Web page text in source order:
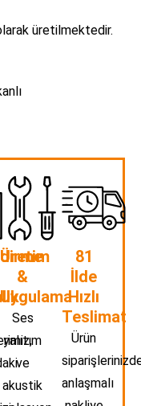
üretilmektedir.
Üretim
&
Uygulama
Ses
yalıtım
ve
akustik
81
İlde
Hızlı
Teslimat
Ürün
anlaşmalı